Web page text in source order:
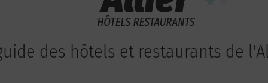
des hôtels et restaurants de